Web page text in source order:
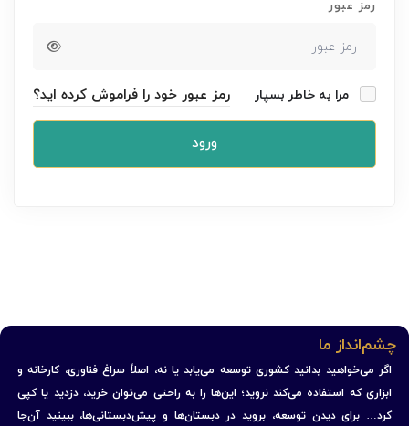
رمز عبور
مرا به خاطر بسپار رمز عبور خود را فراموش کرده اید؟
ورود
چشم‌انداز ما
اگر می‌خواهید بدانید کشوری توسعه می‌یابد یا نه، اصلاً سراغ فناوری، کارخانه و
ابزاری که استفاده می‌کند نروید؛ این‌ها را به راحتی می‌توان خرید، دزدید یا کپی
کرد… برای دیدن توسعه، بروید در دبستان‌ها و پیش‌دبستانی‌ها، ببینید آن‌جا